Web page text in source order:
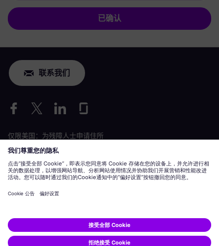
已确认
联系我们
仅限美国：为残障人士申请住所
劳工情况申请
Siemens Energy 是由 Siemens AG 授权的商标。